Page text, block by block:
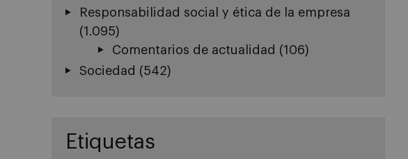
Responsabilidad social y ética de la empresa
(1.095)
Comentarios de actualidad (106)
Sociedad (542)
Etiquetas